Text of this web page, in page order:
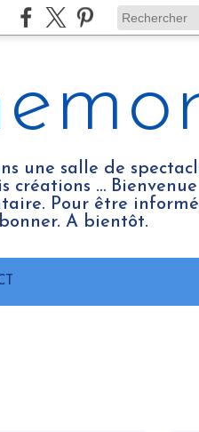
une salle de
créations …
Pour être
A bientôt.